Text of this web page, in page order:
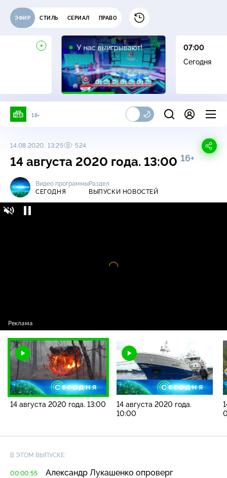
ЭФИР СТИЛЬ СЕРИАЛ ПРАВО
У нас выигрывают!
12+
07:00
Сегодня
18+
14.08.2020, 13:25 524
14 августа 2020 года. 13:00 16+
Видео программы
СЕГОДНЯ
Раздел
ВЫПУСКИ НОВОСТЕЙ
Видео
14 августа 2020 года. 13:00
14 августа 2020 года.
10:00
В ЭТОМ ВЫПУСКЕ:
00:00:55
Александр Лукашенко опроверг